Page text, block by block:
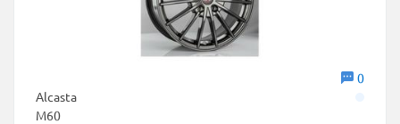
0
Alcasta
M60